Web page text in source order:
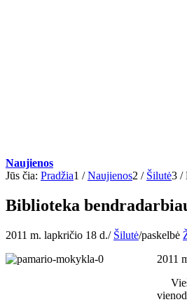
Naujienos
Jūs čia: Pradžia1 / Naujienos2 / Šilutė3 /
Biblioteka
2011 m. lapkričio 18 d./ Šilutė/paskelbė
2011